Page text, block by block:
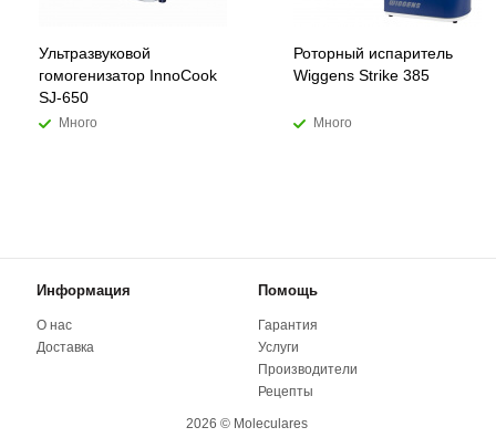
Ультразвуковой
гомогенизатор InnoCook
SJ-650
Много
Роторный испаритель
Wiggens Strike 385
Много
Информация Помощь
О нас
Доставка
Гарантия
Услуги
Производители
Рецепты
2026 © Moleculares